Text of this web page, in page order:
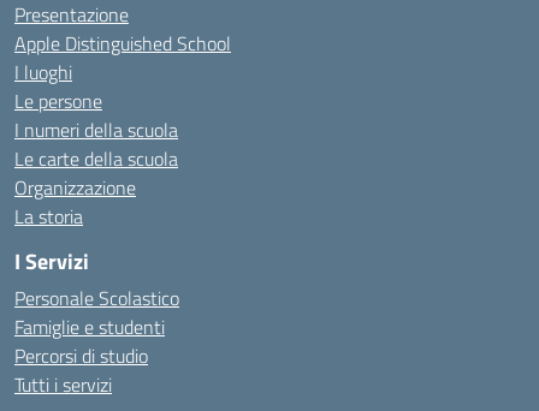
Presentazione
Apple Distinguished School
I luoghi
Le persone
I numeri della scuola
Le carte della scuola
Organizzazione
La storia
I Servizi
Personale Scolastico
Famiglie e studenti
Percorsi di studio
Tutti i servizi